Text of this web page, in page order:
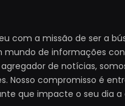
com a missão de ser a
mundo de informações
de notícias,
Nosso compromisso é
que impacte o seu dia a